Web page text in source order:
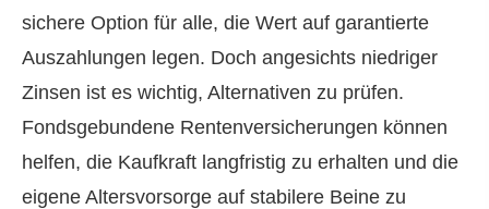
sichere Option für alle, die Wert auf garantierte
Auszahlungen legen. Doch angesichts niedriger
Zinsen ist es wichtig, Alternativen zu prüfen.
Fondsgebundene Rentenversicherungen können
helfen, die Kaufkraft langfristig zu erhalten und die
eigene Alters­vorsorge auf stabilere Beine zu